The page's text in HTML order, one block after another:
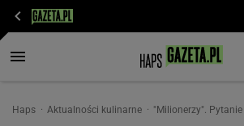
Haps Aktualności kulinarne "Milionerzy".